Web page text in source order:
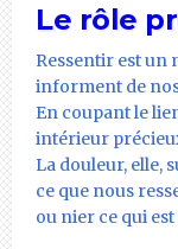
Le rôle
Ressentir est un
informent de
En coupant le
intérieur
La douleur, elle,
ce que nous
ou nier ce qui